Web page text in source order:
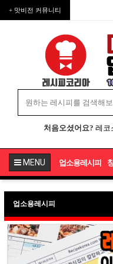
+ 맛비전 커뮤니티
처음오셨어요? 레코
MENU 업소용레시피
업소용레시피